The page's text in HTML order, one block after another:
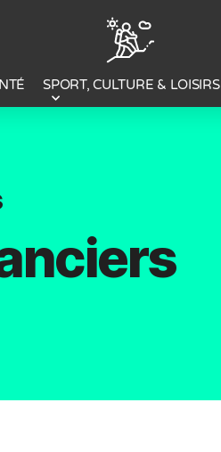
SPORT, CULTURE & LOISIRS